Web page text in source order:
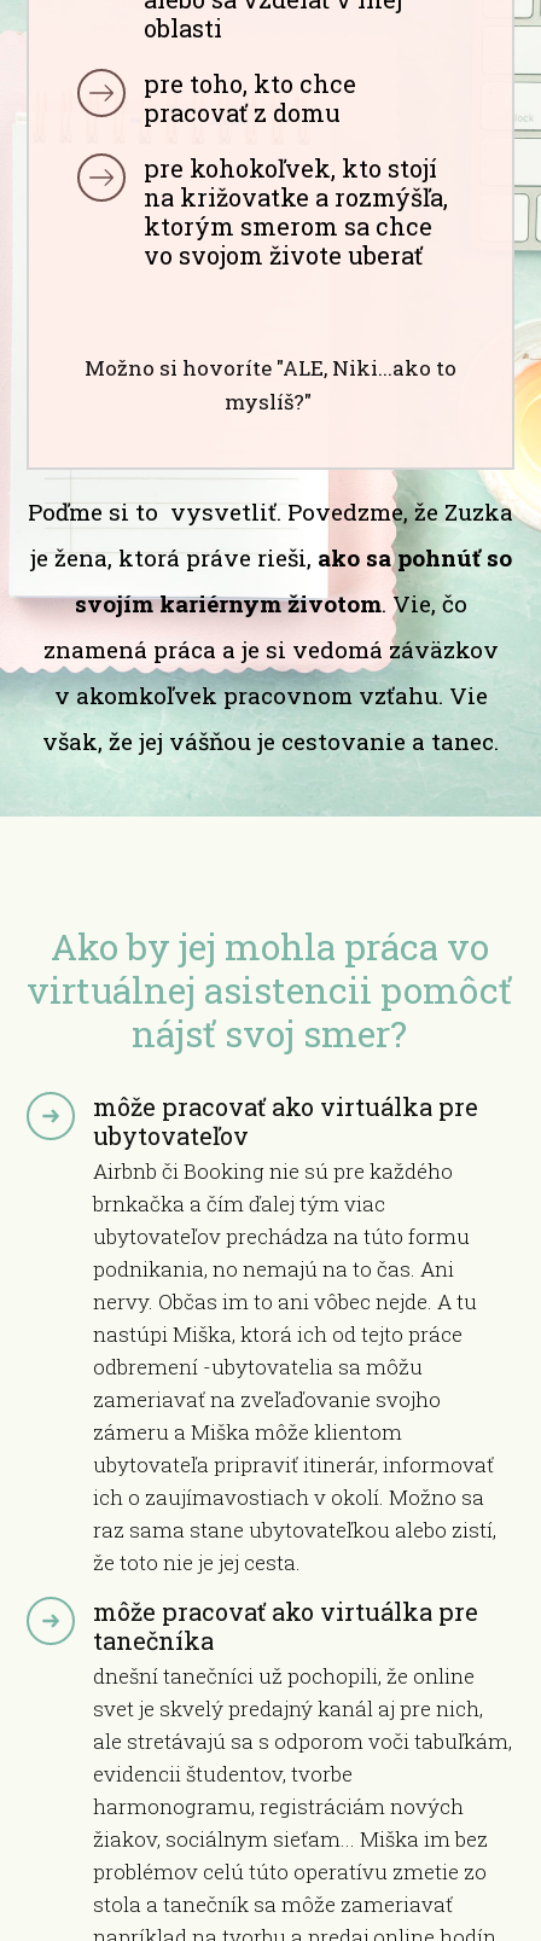
oblasti
pre toho, kto chce
pracovať z domu
pre kohokoľvek, kto stojí
na križovatke a rozmýšľa,
ktorým smerom sa chce
vo svojom živote uberať
Možno si hovoríte "ALE, Niki...ako to
myslíš?"
Poďme si to vysvetliť. Povedzme, že Zuzka
je žena, ktorá práve rieši, ako sa pohnúť so
svojím kariérnym životom. Vie, čo
znamená práca a je si vedomá záväzkov
v akomkoľvek pracovnom vzťahu. Vie
však, že jej vášňou je cestovanie a tanec.
Ako by jej mohla práca vo
virtuálnej asistencii pomôcť
nájsť svoj smer?
môže pracovať ako virtuálka pre
ubytovateľov
Airbnb či Booking nie sú pre každého
brnkačka a čím ďalej tým viac
ubytovateľov prechádza na túto formu
podnikania, no nemajú na to čas. Ani
nervy. Občas im to ani vôbec nejde. A tu
nastúpi Miška, ktorá ich od tejto práce
odbremení -ubytovatelia sa môžu
zameriavať na zveľaďovanie svojho
zámeru a Miška môže klientom
ubytovateľa pripraviť itinerár, informovať
ich o zaujímavostiach v okolí. Možno sa
raz sama stane ubytovateľkou alebo zistí,
že toto nie je jej cesta.
môže pracovať ako virtuálka pre
tanečníka
dnešní tanečníci už pochopili, že online
svet je skvelý predajný kanál aj pre nich,
ale stretávajú sa s odporom voči tabuľkám,
evidencii študentov, tvorbe
harmonogramu, registráciám nových
žiakov, sociálnym sieťam... Miška im bez
problémov celú túto operatívu zmetie zo
stola a tanečník sa môže zameriavať